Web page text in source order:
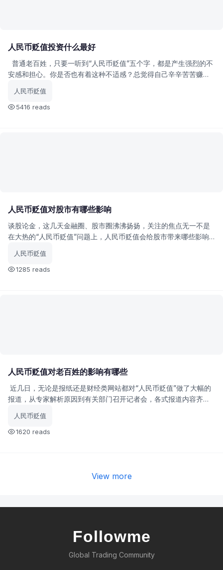
人民币贬值投资什么最好
普通老百姓，只要一听到“人民币贬值”五个字，都是产生强烈的不
安感和担心。你是否也有着这种不适感？总觉得自己辛辛苦苦赚的
人间蒸发的速度啊！
人民币贬值
5416 reads
人民币贬值对股市有哪些影响
谈股论金，这几天金融圈、股市圈沸沸扬扬，关注的焦点无一不是
在大热的“人民币贬值”问题上，人民币贬值会给股市带来哪些影响
人民币贬值
1285 reads
人民币贬值对老百姓的影响有哪些
近几日，无论是报纸还是财经类网站都对“人民币贬值”做了大幅的
报道，从专家解析原因到有关部门召开记者会，各式报道内容齐
人民币贬值
1620 reads
View more
Followme
Global Trading Community